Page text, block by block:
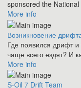
sponsored the
More info
Возникновение
Где появился дрифт
чаще всего ездят? И
More info
S-Oil 7 Drift Team